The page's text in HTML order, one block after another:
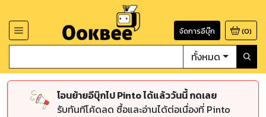
จัดการอีบุ๊ก (0)
ทั้งหมด
โอนย้ายอีบุ๊กไป Pinto ได้แล้ววันนี้ กดเลย
รับทันทีโค้ดลด ซื้อและอ่านได้ต่อเนื่องที่ Pinto